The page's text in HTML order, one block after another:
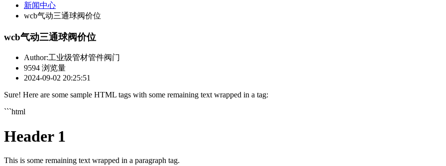
新闻中心
wcb气动三通球阀价位
wcb气动三通球阀价位
Author:工业级管材管件阀门
9594 浏览量
2024-09-02 20:25:51
Sure! Here are some sample HTML tags with some remaining text wrapped in a tag:
```html
Header 1
This is some remaining text wrapped in a paragraph tag.